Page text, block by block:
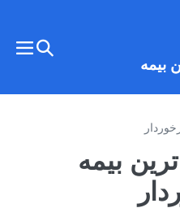
بیمه
تغییر
بیمه